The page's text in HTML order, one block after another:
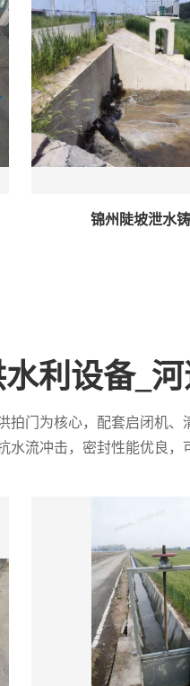
锦州陡坡泄水铸
利设备_
拍门为核心，配套启闭机
水流冲击，密封性能优良